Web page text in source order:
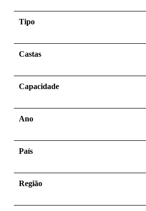
Tipo
Castas
Capacidade
Ano
País
Região